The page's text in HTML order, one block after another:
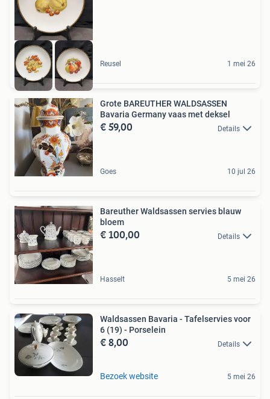
Reusel 1 mei 26
Grote BAREUTHER WALDSASSEN
Bavaria Germany vaas met deksel
€ 59,00 Details
Goes 10 jul 26
Bareuther Waldsassen servies blauw
bloem
€ 100,00 Details
Hasselt 5 mei 26
Waldsassen Bavaria - Tafelservies voor
6 (19) - Porselein
€ 8,00 Details
Bezoek website 5 mei 26